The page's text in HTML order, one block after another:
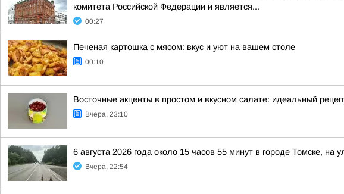
комитета Российской Федерации и является...
00:27
Печеная картошка с мясом: вкус и уют на вашем столе
00:10
Восточные акценты в простом и вкусном салате: идеальный
Вчера, 23:10
6 августа 2026 года около 15 часов 55 минут в городе Томске,
Вчера, 22:54